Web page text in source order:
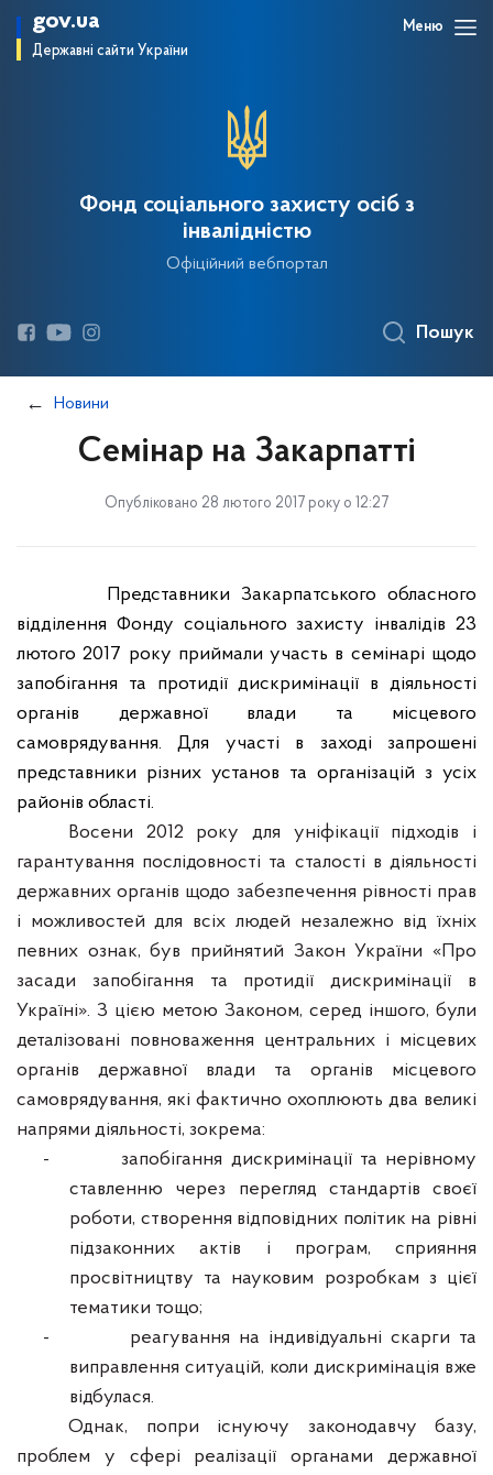
gov.ua
Державні сайти України
Меню
Фонд соціального захисту осіб з
інвалідністю
Офіційний вебпортал
Пошук
Новини
Семінар на Закарпатті
Опубліковано 28 лютого 2017 року о 12:27
Представники Закарпатського обласного
відділення Фонду соціального захисту інвалідів 23
лютого 2017 року приймали участь в семінарі щодо
запобігання та протидії дискримінації в діяльності
органів державної влади та місцевого
самоврядування. Для участі в заході запрошені
представники різних установ та організацій з усіх
районів області.
Восени 2012 року для уніфікації підходів і
гарантування послідовності та сталості в діяльності
державних органів щодо забезпечення рівності прав
і можливостей для всіх людей незалежно від їхніх
певних ознак, був прийнятий Закон України «Про
засади запобігання та протидії
дискримінації в
Україні». З цією метою Законом, серед іншого, були
деталізовані повноваження центральних і місцевих
органів державної влади та органів місцевого
самоврядування, які фактично охоплюють два великі
напрями діяльності, зокрема:
-
запобігання дискримінації та нерівному
ставленню через перегляд стандартів своєї
роботи, створення відповідних політик на рівні
підзаконних актів і програм, сприяння
просвітництву та науковим розробкам з цієї
тематики тощо;
-
реагування на індивідуальні скарги та
виправлення ситуацій, коли дискримінація вже
відбулася.
Однак, попри існуючу законодавчу базу,
проблем у сфері реалізації органами державної